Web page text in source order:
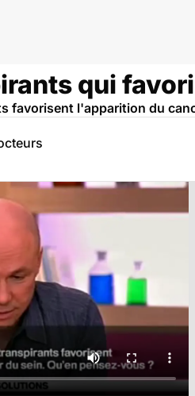
qui
favorisent l'apparition du